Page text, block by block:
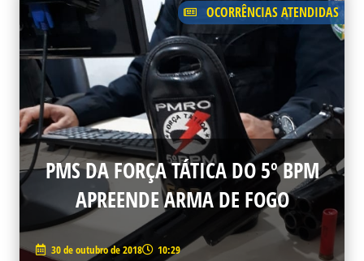
OCORRÊNCIAS ATENDIDAS
PMS DA FORÇA TÁTICA DO 5º BPM
APREENDE ARMA DE FOGO
30 de outubro de 2018 10:29